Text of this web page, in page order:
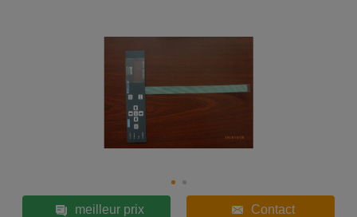
meilleur prix Contact